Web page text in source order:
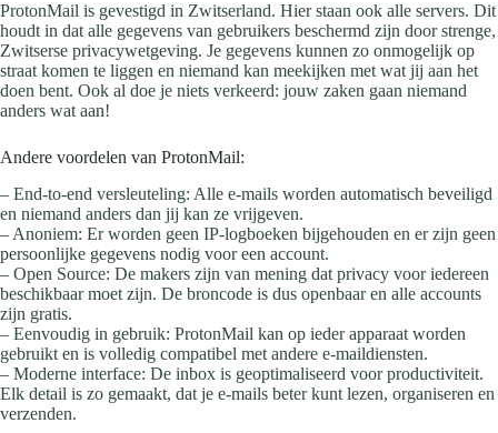
ProtonMail is gevestigd in Zwitserland. Hier staan ook alle servers. Dit
houdt in dat alle gegevens van gebruikers beschermd zijn door strenge,
Zwitserse privacywetgeving. Je gegevens kunnen zo onmogelijk op
straat komen te liggen en niemand kan meekijken met wat jij aan het
doen bent. Ook al doe je niets verkeerd: jouw zaken gaan niemand
anders wat aan!
Andere voordelen van ProtonMail:
– End-to-end versleuteling: Alle e-mails worden automatisch beveiligd
en niemand anders dan jij kan ze vrijgeven.
– Anoniem: Er worden geen IP-logboeken bijgehouden en er zijn geen
persoonlijke gegevens nodig voor een account.
– Open Source: De makers zijn van mening dat privacy voor iedereen
beschikbaar moet zijn. De broncode is dus openbaar en alle accounts
zijn gratis.
– Eenvoudig in gebruik: ProtonMail kan op ieder apparaat worden
gebruikt en is volledig compatibel met andere e-maildiensten.
– Moderne interface: De inbox is geoptimaliseerd voor productiviteit.
Elk detail is zo gemaakt, dat je e-mails beter kunt lezen, organiseren en
verzenden.